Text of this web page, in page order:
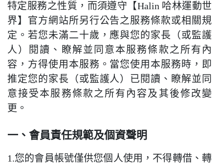
特定服務之性質，而須遵守【Halin 哈林運動世
界】官方網站所另行公告之服務條款或相關規
定。若您未滿二十歲，應與您的家長（或監護
人）閱讀、瞭解並同意本服務條款之所有內
容，方得使用本服務。當您使用本服務時，即
推定您的家長（或監護人）已閱讀、瞭解並同
意接受本服務條款之所有內容及其後修改變
更。
一、會員責任規範及個資聲明
1.您的會員帳號僅供您個人使用，不得轉借、轉